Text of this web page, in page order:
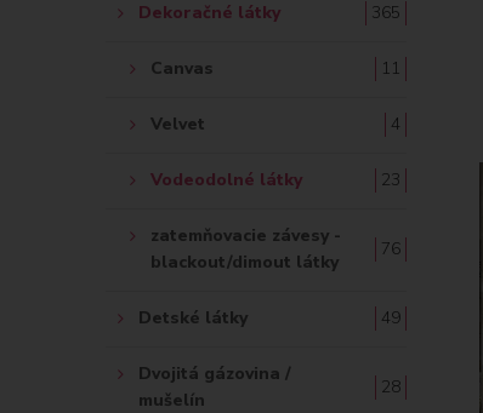
Dekoračné látky 365
Canvas 11
Velvet 4
Vodeodolné látky 23
zatemňovacie závesy -
blackout/dimout látky
76
Detské látky 49
Dvojitá gázovina /
mušelín
28